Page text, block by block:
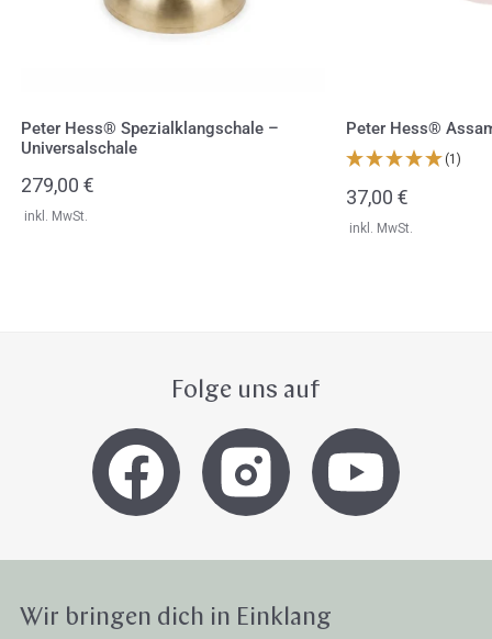
Peter Hess® Spezialklangschale –
Universalschale
Regulärer
Preis
279,00 €
inkl. MwSt.
Peter Hess®
(1)
Regulärer
Preis
37,00 €
inkl. MwSt.
Folge uns auf
Wir bringen dich in Einklang